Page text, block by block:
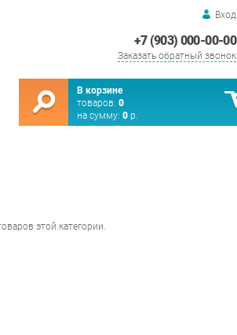
Вход
+7 (903) 000-00-00
Заказать обратный звонок
В корзине
товаров: 0
на сумму: 0 р.
этой категории.